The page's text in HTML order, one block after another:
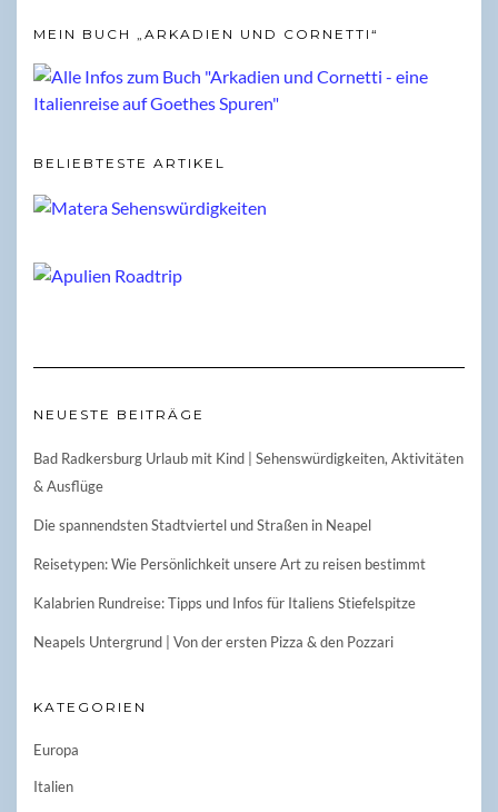
MEIN BUCH „ARKADIEN UND CORNETTI“
BELIEBTESTE ARTIKEL
NEUESTE BEITRÄGE
Bad Radkersburg Urlaub mit Kind | Sehenswürdigkeiten, Aktivitäten
& Ausflüge
Die spannendsten Stadtviertel und Straßen in Neapel
Reisetypen: Wie Persönlichkeit unsere Art zu reisen bestimmt
Kalabrien Rundreise: Tipps und Infos für Italiens Stiefelspitze
Neapels Untergrund | Von der ersten Pizza & den Pozzari
KATEGORIEN
Europa
Italien